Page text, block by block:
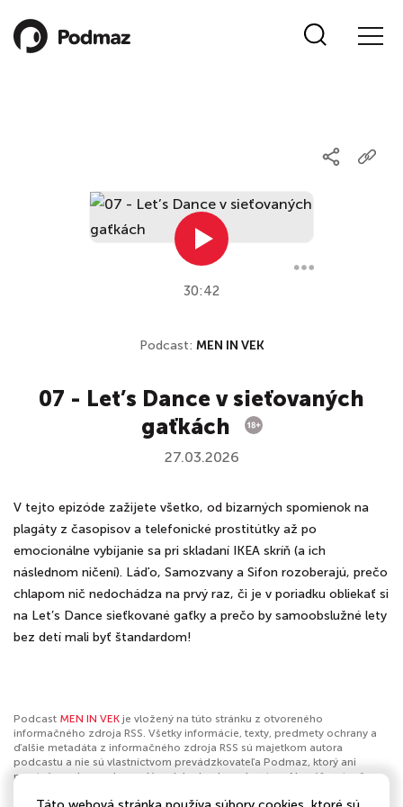
30:42
Podcast: MEN IN VEK
07 - Let’s Dance v sieťovaných
gaťkách
27.03.2026
V tejto epizóde zažijete všetko, od bizarných spomienok na
plagáty z časopisov a telefonické prostitútky až po
emocionálne vybíjanie sa pri skladaní IKEA skríň (a ich
následnom ničení). Láďo, Samozvany a Sifon rozoberajú, prečo
chlapom nič nedochádza na prvý raz, či je v poriadku obliekať si
na Let’s Dance sieťkované gaťky a prečo by samoobslužné lety
bez detí mali byť štandardom!
Podcast MEN IN VEK je vložený na túto stránku z otvoreného
informačného zdroja RSS. Všetky informácie, texty, predmety ochrany a
ďalšie metadáta z informačného zdroja RSS sú majetkom autora
podcastu a nie sú vlastníctvom prevádzkovateľa Podmaz, ktorý ani
nevytvára ani nezodpovedá za ich obsah podcastov. Ak máš za to, že